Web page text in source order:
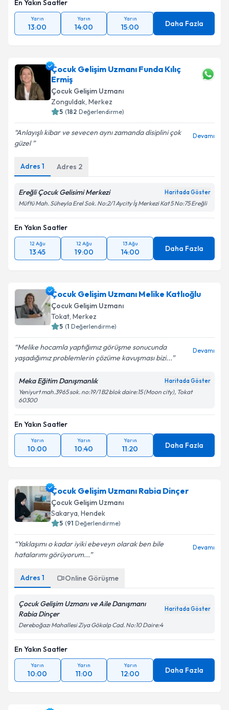
En Yakın Saatler
Yarın
13:00
Yarın
14:00
Yarın
15:00 Daha Fazla
Çocuk Gelişim Uzmanı Funda Kılıç
Ermiş
Çocuk Gelişim Uzmanı
Zonguldak, Merkez
5 (182 Değerlendirme)
Anlayışlı kibar ve sevecen aynı zamanda disiplini çok
güzel
Devamı
Adres 1 Adres 2
Ereğli Çocuk Gelisimi Merkezi Haritada Göster
Müftü Mah. Süheyla Erel Sok. No:2/1 Aycity İş Merkezi Kat 5 No:75 Ereğli
En Yakın Saatler
12 Ağu
13:45
12 Ağu
19:00
13 Ağu
14:00 Daha Fazla
Çocuk Gelişim Uzmanı Melike Katlıoğlu
Çocuk Gelişim Uzmanı
Tokat, Merkez
5 (1 Değerlendirme)
Melike hocamla yaptığımız görüşme sonucunda
yaşadığımız problemlerin çözüme kavuşması bizi...
Devamı
Meka Eğitim Danışmanlık Haritada Göster
Yeniyurt mah.3965 sok. no:19/1 B2 blok daire:15 (Moon city), Tokat
60300
En Yakın Saatler
Yarın
10:00
Yarın
10:40
Yarın
11:20 Daha Fazla
Çocuk Gelişim Uzmanı Rabia Dinçer
Çocuk Gelişim Uzmanı
Sakarya, Hendek
5 (91 Değerlendirme)
Yaklaşımı o kadar iyiki ebeveyn olarak ben bile
hatalarımı görüyorum...
Devamı
Adres 1 Online Görüşme
Çocuk Gelişim Uzmanı ve Aile Danışmanı
Rabia Dinçer
Haritada Göster
Dereboğazı Mahallesi Ziya Gökalp Cad. No:10 Daire:4
En Yakın Saatler
Yarın
10:00
Yarın
11:00
Yarın
12:00 Daha Fazla